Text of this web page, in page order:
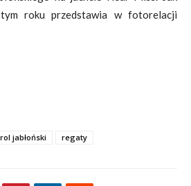
roku przedstawia w fotorelacji
jabłoński regaty